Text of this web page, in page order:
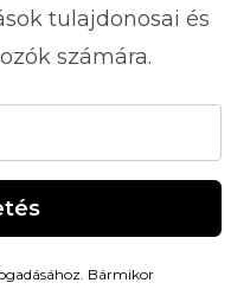
tulajdonosai és
számára.
Bármikor